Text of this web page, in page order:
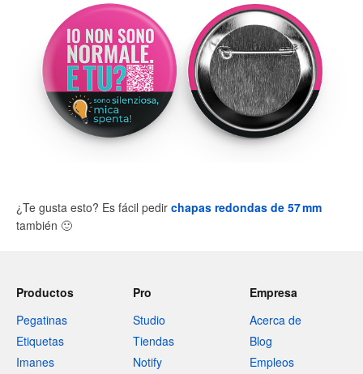
¿Te gusta esto? Es fácil pedir chapas redondas de 57 mm
también 🙂
Productos
Pegatinas
Etiquetas
Imanes
Pro
Studio
Tiendas
Notify
Empresa
Acerca de
Blog
Empleos